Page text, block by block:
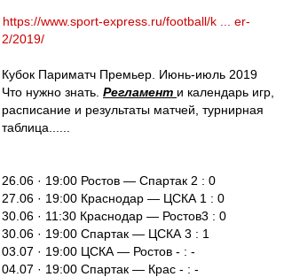
https://www.sport-express.ru/football/k ... er-
2/2019/
Кубок Париматч Премьер. Июнь-июль 2019
Что нужно знать. Регламент и календарь игр,
расписание и результаты матчей, турнирная
таблица......
26.06 · 19:00 Ростов — Спартак 2 : 0
27.06 · 19:00 Краснодар — ЦСКА 1 : 0
30.06 · 11:30 Краснодар — Ростов3 : 0
30.06 · 19:00 Спартак — ЦСКА 3 : 1
03.07 · 19:00 ЦСКА — Ростов - : -
04.07 · 19:00 Спартак — Крас - : -